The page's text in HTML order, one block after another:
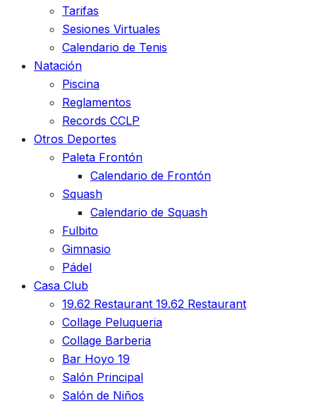
Tarifas
Sesiones Virtuales
Calendario de Tenis
Natación
Piscina
Reglamentos
Records CCLP
Otros Deportes
Paleta Frontón
Calendario de Frontón
Squash
Calendario de Squash
Fulbito
Gimnasio
Pádel
Casa Club
19.62 Restaurant 19.62 Restaurant
Collage Peluqueria
Collage Barberia
Bar Hoyo 19
Salón Principal
Salón de Niños